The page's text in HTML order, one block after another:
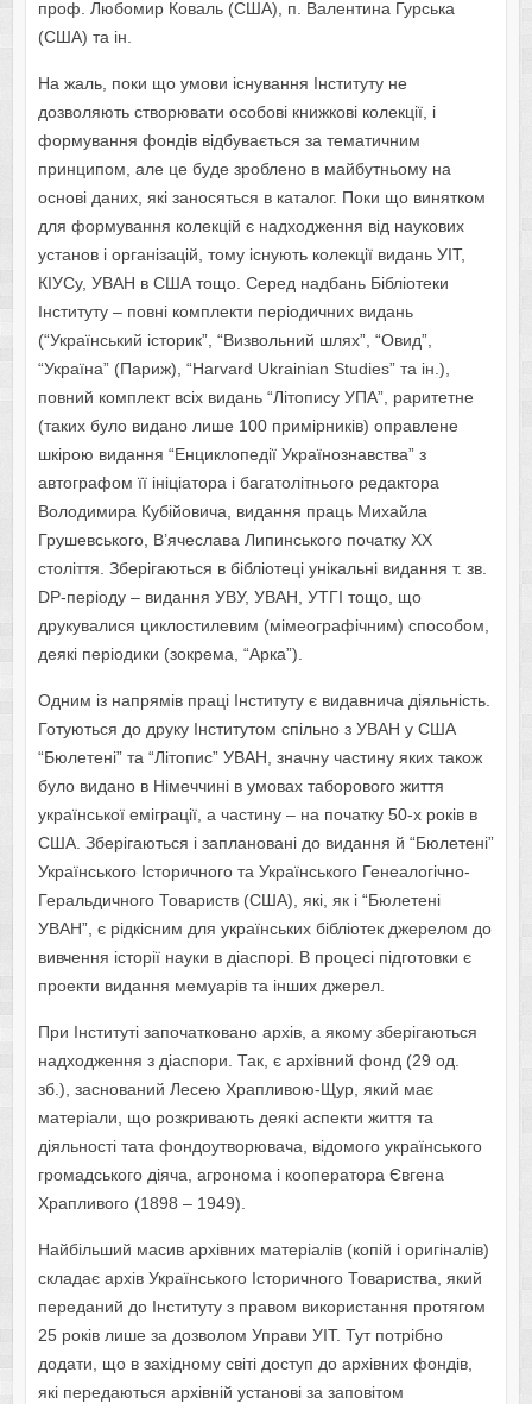
проф. Любомир Коваль (США), п. Валентина Гурська
(США) та ін.
На жаль, поки що умови існування Інституту не
дозволяють створювати особові книжкові колекції, і
формування фондів відбувається за тематичним
принципом, але це буде зроблено в майбутньому на
основі даних, які заносяться в каталог. Поки що винятком
для формування колекцій є надходження від наукових
установ і організацій, тому існують колекції видань УІТ,
КІУСу, УВАН в США тощо. Серед надбань Бібліотеки
Інституту – повні комплекти періодичних видань
(“Український історик”, “Визвольний шлях”, “Овид”,
“Україна” (Париж), “Harvard Ukrainian Studies” та ін.),
повний комплект всіх видань “Літопису УПА”, раритетне
(таких було видано лише 100 примірників) оправлене
шкірою видання “Енциклопедії Українознавства” з
автографом її ініціатора і багатолітнього редактора
Володимира Кубійовича, видання праць Михайла
Грушевського, В’ячеслава Липинського початку ХХ
століття. Зберігаються в бібліотеці унікальні видання т. зв.
DP-періоду – видання УВУ, УВАН, УТГІ тощо, що
друкувалися циклостилевим (мімеографічним) способом,
деякі періодики (зокрема, “Арка”).
Одним із напрямів праці Інституту є видавнича діяльність.
Готуються до друку Інститутом спільно з УВАН у США
“Бюлетені” та “Літопис” УВАН, значну частину яких також
було видано в Німеччині в умовах таборового життя
української еміграції, а частину – на початку 50-х років в
США. Зберігаються і заплановані до видання й “Бюлетені”
Українського Історичного та Українського Генеалогічно-
Геральдичного Товариств (США), які, як і “Бюлетені
УВАН”, є рідкісним для українських бібліотек джерелом до
вивчення історії науки в діаспорі. В процесі підготовки є
проекти видання мемуарів та інших джерел.
При Інституті започатковано архів, а якому зберігаються
надходження з діаспори. Так, є архівний фонд (29 од.
зб.), заснований Лесею Храпливою-Щур, який має
матеріали, що розкривають деякі аспекти життя та
діяльності тата фондоутворювача, відомого українського
громадського діяча, агронома і кооператора Євгена
Храпливого (1898 – 1949).
Найбільший масив архівних матеріалів (копій і оригіналів)
складає архів Українського Історичного Товариства, який
переданий до Інституту з правом використання протягом
25 років лише за дозволом Управи УІТ. Тут потрібно
додати, що в західному світі доступ до архівних фондів,
які передаються архівній установі за заповітом